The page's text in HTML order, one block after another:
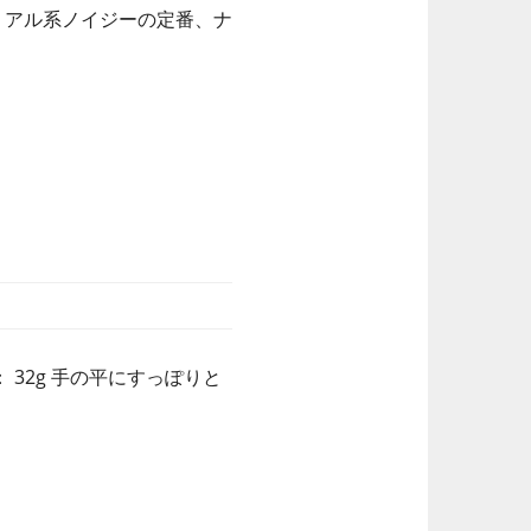
ル系ノイジーの定番、ナ
手の平にすっぽりと